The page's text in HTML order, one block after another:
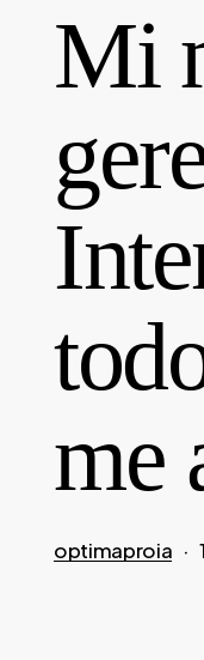
Mi
me
optimaproia